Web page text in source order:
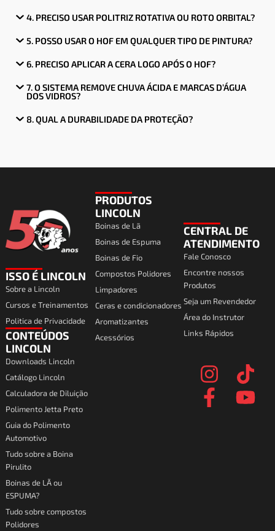
4. PRECISO USAR POLITRIZ ROTATIVA OU ROTO ORBITAL?
5. POSSO USAR O HOF EM QUALQUER TIPO DE PINTURA?
6. PRECISO APLICAR A CERA LOGO APÓS O HOF?
7. O SISTEMA REMOVE CHUVA ÁCIDA E MARCAS D’ÁGUA
DOS VIDROS?
8. QUAL A DURABILIDADE DA PROTEÇÃO?
ISSO É LINCOLN
Sobre a Lincoln
Cursos e Treinamentos
Politica de Privacidade
CONTEÚDOS
LINCOLN
Downloads Lincoln
Catálogo Lincoln
Calculadora de Diluição
Polimento Jetta Preto
Guia do Polimento
Automotivo
Tudo sobre a Boina
Pirulito
Boinas de LÃ ou
ESPUMA?
Tudo sobre compostos
Polidores
PRODUTOS
LINCOLN
Boinas de Lã
Boinas de Espuma
Boinas de Fio
Compostos Polidores
Limpadores
Ceras e condicionadores
Aromatizantes
Acessórios
CENTRAL DE
ATENDIMENTO
Fale Conosco
Encontre nossos
Produtos
Seja um Revendedor
Área do Instrutor
Links Rápidos
n
s
t
i
k
t
a
c
e
o
u
t